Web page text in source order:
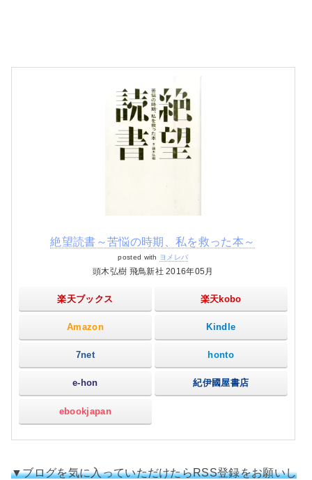
絶望読書～苦悩の時期、私を救った本～
posted with ヨメレバ
頭木弘樹 飛鳥新社 2016年05月
楽天ブックス 楽天kobo
Amazon Kindle
7net honto
e-hon 紀伊國屋書店
ebookjapan
▼ブログを気に入っていただけたらRSS登録をお願いし